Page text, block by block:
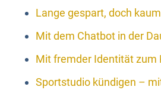
Lange gespart, doch
Mit dem Chatbot in der
Mit fremder Identität zum
Sportstudio kündigen –